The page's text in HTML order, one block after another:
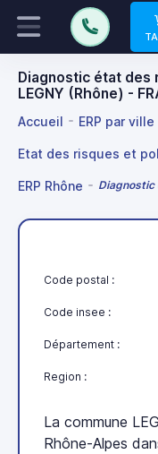
Diagnostic état des
LEGNY (Rhône) -
Accueil ERP par ville
Etat des risques et
ERP Rhône Diagnostic
Code postal :
Code insee :
Département :
Region :
La commune
Rhône-Alpes